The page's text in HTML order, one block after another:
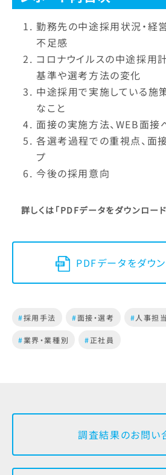
勤務先の中途採用状況・経
不足感
コロナウイルスの中途採用
基準や選考方法の変化
中途採用で実施している施
なこと
面接の実施方法、WEB面接
各選考過程での重視点、面
プ
今後の採用意向
詳しくは 「PDFデータをダウンロード
PDFデータをダウ
#採用手法 #面接・選考 #人事担
#業界・業種別 #正社員
調査結果のお問い